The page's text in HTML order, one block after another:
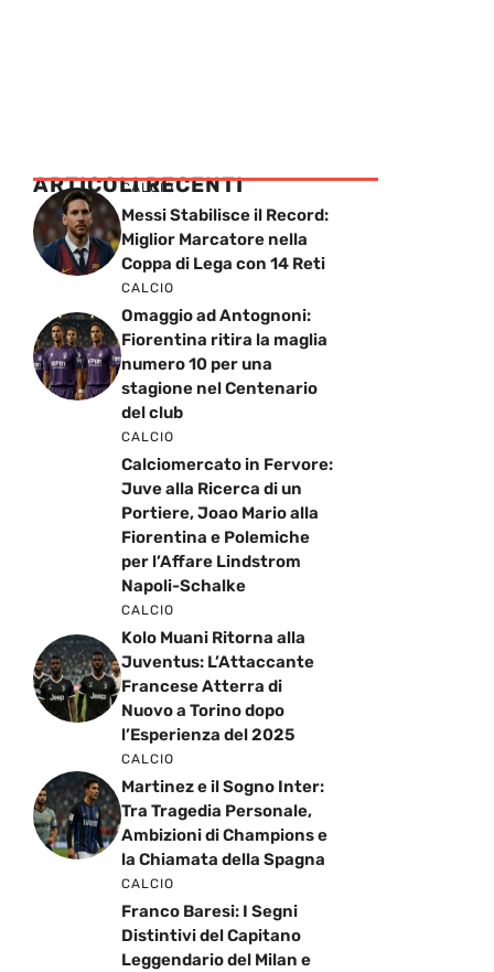
ARTICOLI RECENTI
CALCIO
Messi Stabilisce il Record:
Miglior Marcatore nella
Coppa di Lega con 14 Reti
CALCIO
Omaggio ad Antognoni:
Fiorentina ritira la maglia
numero 10 per una
stagione nel Centenario
del club
CALCIO
Calciomercato in Fervore:
Juve alla Ricerca di un
Portiere, Joao Mario alla
Fiorentina e Polemiche
per l’Affare Lindstrom
Napoli-Schalke
CALCIO
Kolo Muani Ritorna alla
Juventus: L’Attaccante
Francese Atterra di
Nuovo a Torino dopo
l’Esperienza del 2025
CALCIO
Martinez e il Sogno Inter:
Tra Tragedia Personale,
Ambizioni di Champions e
la Chiamata della Spagna
CALCIO
Franco Baresi: I Segni
Distintivi del Capitano
Leggendario del Milan e